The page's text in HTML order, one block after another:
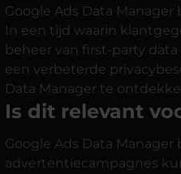
Google Ads Data
In een tijd waarin
beheer van first-party
een verbeterde
Data Manager te
Is dit relevant
Google Ads Data
advertentiecampagnes